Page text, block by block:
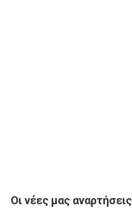
Οι νέες μας αναρτήσεις